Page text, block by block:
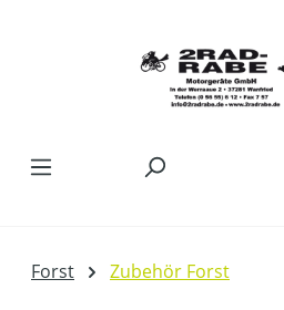
Forst Zubehör Forst